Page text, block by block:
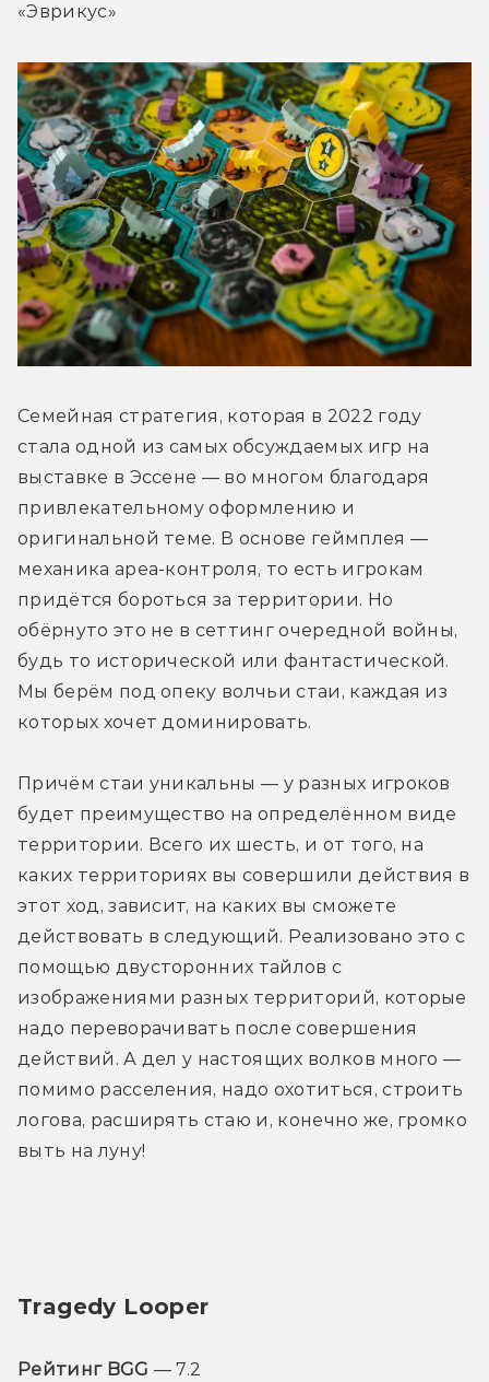
«Эврикус»
Семейная стратегия, которая в 2022 году
стала одной из самых обсуждаемых игр на
выставке в Эссене — во многом благодаря
привлекательному оформлению и
оригинальной теме. В основе геймплея —
механика ареа-контроля, то есть игрокам
придётся бороться за территории. Но
обёрнуто это не в сеттинг очередной войны,
будь то исторической или фантастической.
Мы берём под опеку волчьи стаи, каждая из
которых хочет доминировать.
Причём стаи уникальны — у разных игроков
будет преимущество на определённом виде
территории. Всего их шесть, и от того, на
каких территориях вы совершили действия в
этот ход, зависит, на каких вы сможете
действовать в следующий. Реализовано это с
помощью двусторонних тайлов с
изображениями разных территорий, которые
надо переворачивать после совершения
действий. А дел у настоящих волков много —
помимо расселения, надо охотиться, строить
логова, расширять стаю и, конечно же, громко
выть на луну!
Tragedy Looper
Рейтинг BGG — 7.2